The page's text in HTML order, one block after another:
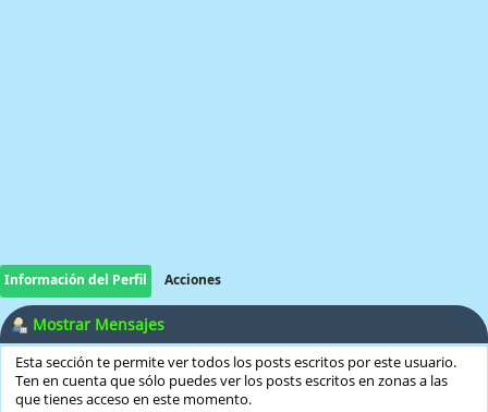
Información del Perfil Acciones
Mostrar Mensajes
Esta sección te permite ver todos los posts escritos por este usuario.
Ten en cuenta que sólo puedes ver los posts escritos en zonas a las
que tienes acceso en este momento.